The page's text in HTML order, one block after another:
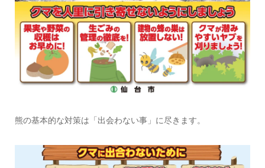
熊の基本的な対策は「出会わない事」に尽きます。